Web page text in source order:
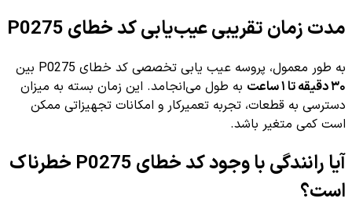
مدت زمان تقریبی عیب‌یابی کد خطای P0275
به طور معمول، پروسه عیب یابی تخصصی کد خطای P0275 بین
۳۰ دقیقه تا ۱ ساعت
به طول می‌انجامد. این زمان بسته به میزان
دسترسی به قطعات، تجربه تعمیرکار و امکانات تجهیزاتی ممکن
است کمی متغیر باشد.
آیا رانندگی با وجود کد خطای P0275 خطرناک
است؟